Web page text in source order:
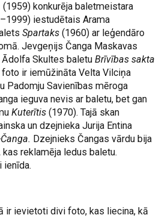
(1959) konkurēja baletmeistara
iestudētais Arama
Spartaks (1960) ar leģendāro
Jevgeņijs Čanga Maskavas
Skultes baletuBrīvības sakta
ir iemūžināta Velta Vilciņa
Padomju Savienības mēroga
ieguva nevis ar baletu, bet gan
Kuterītis (1970). Tajā skan
un dzejnieka Jurija Entina
Dzejnieks Čangas vārdu bija
reklamēja ledus baletu.
ienīda.
ir ievietoti divi foto, kas liecina, kā